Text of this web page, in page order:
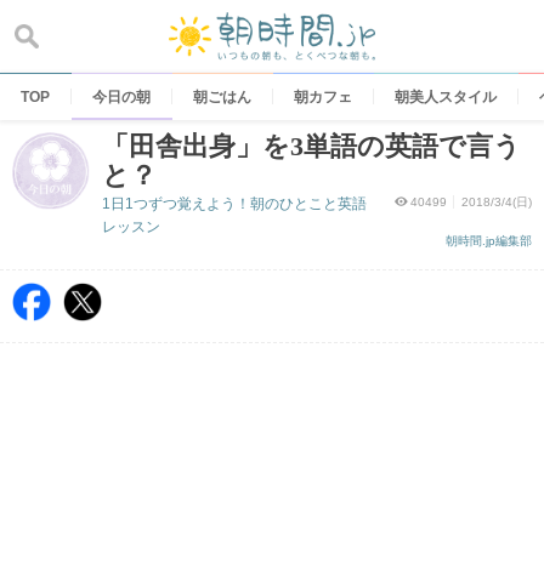
content
TOP 今日の朝 朝ごはん 朝カフェ 朝美人スタイル
「田舎出身」を3単語の英語で言う
と？
40499 2018/3/4(日)
朝時間.jp編集部
1日1つずつ覚えよう！朝のひとこと英語
レッスン